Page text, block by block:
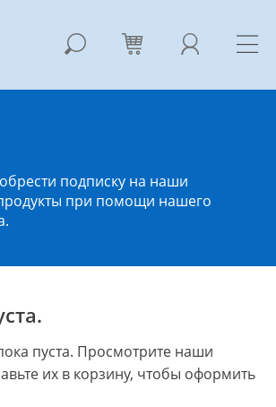
подписку на наши
при помощи нашего
пуста. Просмотрите наши
их в корзину, чтобы оформить